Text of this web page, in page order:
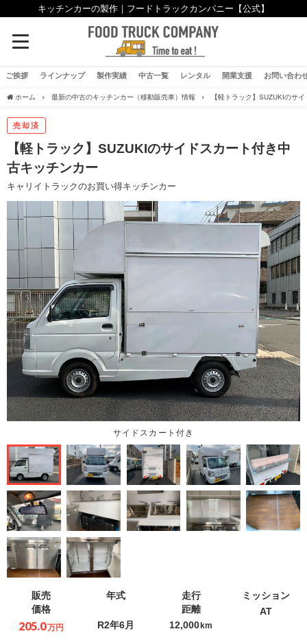
キッチンカーの製作｜フードトラックカンパニー【公式】
ご挨拶 ラインナップ 製作実績 中古一覧 レンタル 開業支援 お問い合わ
ホーム 最新の中古のキッチンカー（移動販売車）情報 【軽トラック】SUZUKIのサ
売却済
【軽トラック】SUZUKIのサイドスカート付き中
古キッチンカー
キャリイトラックのお買い得キッチンカー
販売
価格
205.0 万円
年式
R2年6月
走行
距離
12,000 km
ミッション
AT
サイドスカート付き